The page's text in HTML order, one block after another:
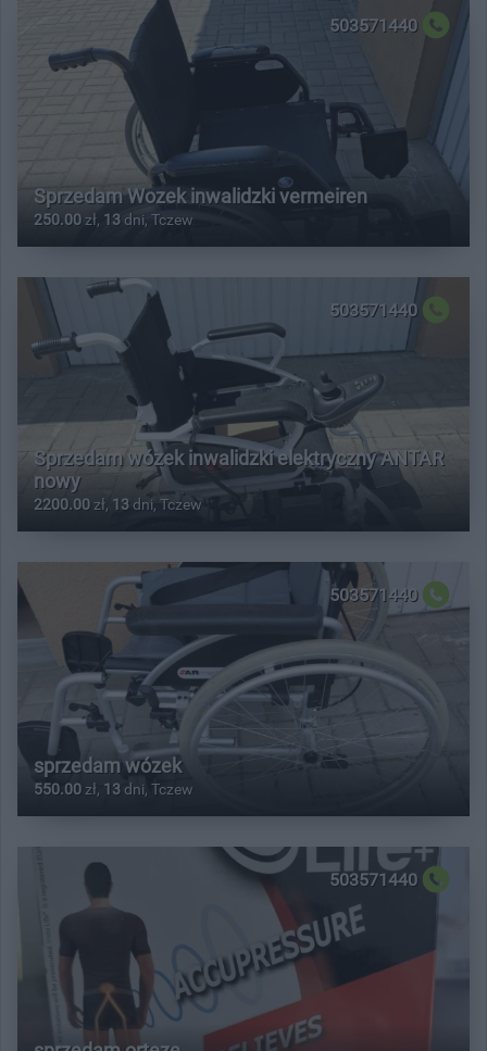
503571440
Sprzedam Wozek inwalidzki vermeiren
250.00 zł, 13 dni, Tczew
503571440
Sprzedam wózek inwalidzki elektryczny ANTAR
nowy
2200.00 zł, 13dni, Tczew
503571440
sprzedam wózek
550.00 zł, 13 dni, Tczew
503571440